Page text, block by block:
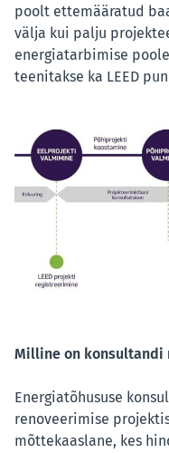
poolt ettemääratud
välja kui palju
energiatarbimise
teenitakse ka LEED
Milline on
Energiatõhususe
renoveerimise
mõttekaaslane, kes